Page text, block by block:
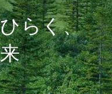
技術で、
生み出す
ルムを、
貫対応